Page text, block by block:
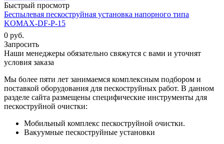
Быстрый просмотр
Беспылевая пескоструйная установка напорного типа
KOMAX-DF-P-15
0 руб.
Запросить
Наши менеджеры обязательно свяжутся с вами и уточнят
условия заказа
Мы более пяти лет занимаемся комплексным подбором и
поставкой оборудования для пескоструйных работ. В данном
разделе сайта размещены специфические инструменты для
пескоструйной очистки:
Мобильный комплекс пескоструйной очистки.
Вакуумные пескоструйные установки